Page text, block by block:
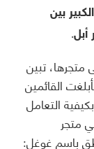
بين
تبين
القائمين
التعامل
متجر
باسم غوغل: